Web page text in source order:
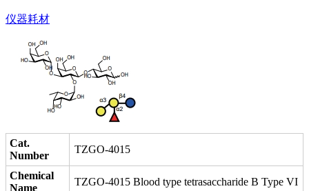
仪器耗材
Cat.
Number
TZGO-4015
Chemical
Name
TZGO-4015 Blood type tetrasaccharide B Type VI